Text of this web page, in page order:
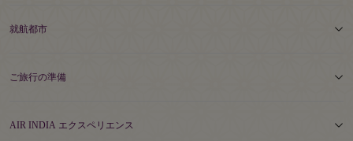
就航都市
ご旅行の準備
AIR INDIA エクスペリエンス